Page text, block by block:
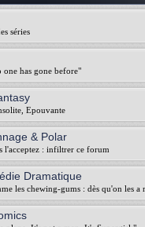
séries
has gone before"
Epouvante
& Polar
l'acceptez : infiltrer ce forum
Dramatique
les chewing-gums : dès qu'on les